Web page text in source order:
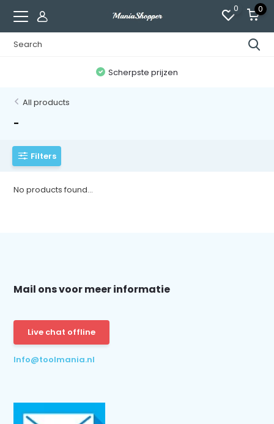
0 0
Scherpste prijzen
All products
-
Filters
No products found...
Mail ons voor meer informatie
Live chat offline
Info@toolmania.nl